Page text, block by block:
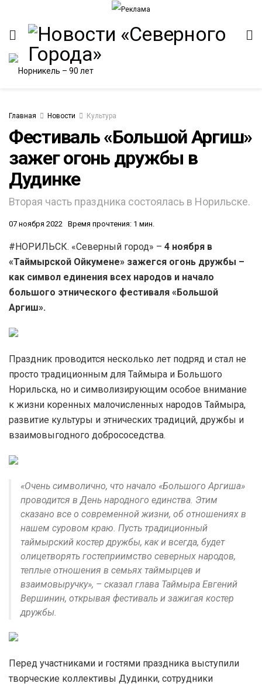
Главная Новости Культура
Фестиваль «Большой Аргиш»
зажег огонь дружбы в
Дудинке
Вторая часть праздника состоялась в Норильске.
07 ноября 2022 Время прочтения: 1 мин.
#НОРИЛЬСК. «Северный город» – 4 ноября в
«Таймырской Ойкумене» зажегся огонь дружбы –
как символ единения всех народов и начало
большого этнического фестиваля «Большой
Аргиш».
Праздник проводится несколько лет подряд и стал не
просто традиционным для Таймыра и Большого
Норильска, но и символизирующим особое внимание
к жизни коренных малочисленных народов Таймыра,
развитие культуры и этнических традиций, дружбы и
взаимовыгодного добрососедства.
«Очень символично, что начало «Большого Аргиша»
проводится в День народного единства. Этим
сказано все о современной жизни, об отношениях в
нашем суровом краю. Пусть традиционный
таймырский костер дружбы, как и всегда, будет
олицетворять гостеприимство северных народов,
теплые отношения в семьях таймырцев и
взаимовыручку», – сказал глава Таймыра Евгений
Вершинин, открывая фестиваль и зажигая костер
дружбы.
Перед участниками и гостями праздника выступили
творческие коллективы Дудинки, сотрудники